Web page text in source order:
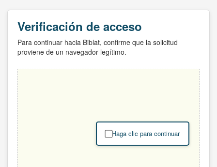
Verificación de acceso
Para continuar hacia Biblat, confirme que la solicitud
proviene de un navegador legítimo.
Haga clic para continuar